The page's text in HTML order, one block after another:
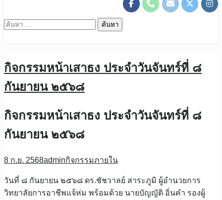
ค้นหา
กิจกรรมหน้าเสาธง ประจำวันจันทร์ที่ ๘
กันยายน ๒๕๖๘
กิจกรรมหน้าเสาธง ประจำวันจันทร์ที่ ๘
กันยายน ๒๕๖๘
8 ก.ย. 2568adminกิจกรรมภายใน
วันที่ ๘ กันยายน ๒๕๖๘ ดร.ชัชวาลย์ สาระภูมิ ผู้อำนวยการ
วิทยาลัยการอาชีพแจ้ห่ม พร้อมด้วย นายบัญญัติ อิ่นคำ รองผู้